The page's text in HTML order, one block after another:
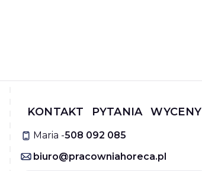
KONTAKT PYTANIA WYCENY
Maria -508 092 085
biuro@pracowniahoreca.pl